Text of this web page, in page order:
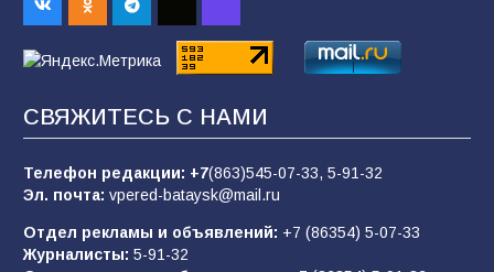
образовательного кластера
«Слухами Москву не возьмёшь»: почему
заявления Киева о мобилизации — это
СВЯЖИТЕСЬ С НАМИ
Телефон редакции: +7(863)545-07-33, 5-91-32
Эл. почта: vpered-bataysk@mail.ru
Отдел рекламы и объявлений: +7 (86354) 5-07-33
Журналисты: 5-91-32